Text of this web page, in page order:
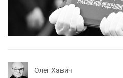
Олег Хавич